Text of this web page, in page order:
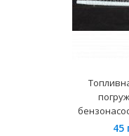
45